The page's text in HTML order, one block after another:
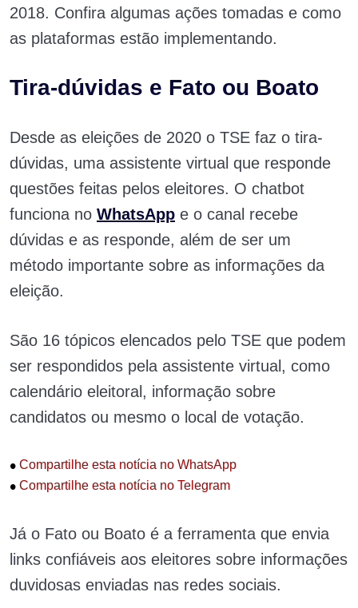
2018. Confira algumas ações tomadas e como
as plataformas estão implementando.
Tira-dúvidas e Fato ou Boato
Desde as eleições de 2020 o TSE faz o tira-
dúvidas, uma assistente virtual que responde
questões feitas pelos eleitores. O chatbot
funciona no WhatsApp e o canal recebe
dúvidas e as responde, além de ser um
método importante sobre as informações da
eleição.
São 16 tópicos elencados pelo TSE que podem
ser respondidos pela assistente virtual, como
calendário eleitoral, informação sobre
candidatos ou mesmo o local de votação.
• Compartilhe esta notícia no WhatsApp
• Compartilhe esta notícia no Telegram
Já o Fato ou Boato é a ferramenta que envia
links confiáveis aos eleitores sobre informações
duvidosas enviadas nas redes sociais.